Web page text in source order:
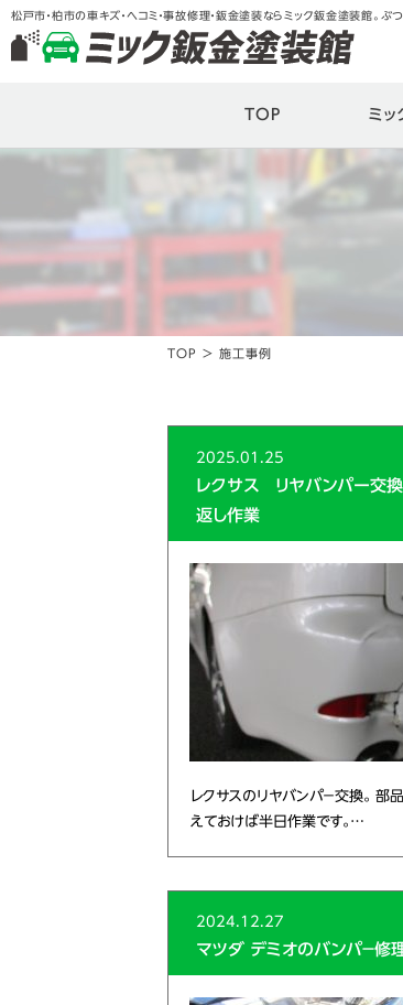
松戸市・柏市の車キズ・ヘコミ・事故修理・鈑金塗装ならミック鈑金塗装館。ぶ
TOP ミッ
TOP > 施工事例
2025.01.25
レクサス リヤバンパー交
返し作業
レクサスのリヤバンパ－交換。 部
えておけば半日作業です。…
2024.12.27
マツダ デミオのバンパ－修